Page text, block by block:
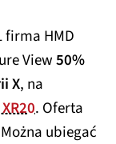
HMD
View50%
X, na
. Oferta
ubiegać